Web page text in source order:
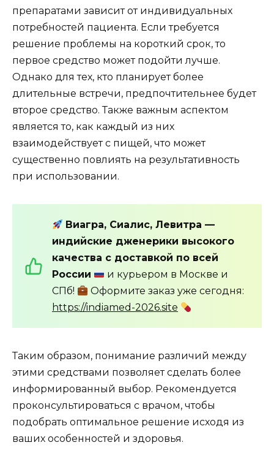
препаратами зависит от индивидуальных
потребностей пациента. Если требуется
решение проблемы на короткий срок, то
первое средство может подойти лучше.
Однако для тех, кто планирует более
длительные встречи, предпочтительнее будет
второе средство. Также важным аспектом
является то, как каждый из них
взаимодействует с пищей, что может
существенно повлиять на результативность
при использовании.
Виагра, Сиалис, Левитра —
индийские дженерики высокого
качества с доставкой по всей
России
и курьером в Москве и
СПб!
Оформите заказ уже сегодня:
https://indiamed-2026.site
Таким образом, понимание различий между
этими средствами позволяет сделать более
информированный выбор. Рекомендуется
проконсультироваться с врачом, чтобы
подобрать оптимальное решение исходя из
ваших особенностей и здоровья.